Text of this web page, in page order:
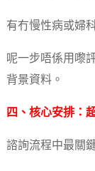
有冇慢性病或婦
呢一步唔係用嚟
背景資料。
四、核心安排：
諮詢流程中最關